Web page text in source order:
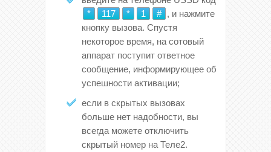
*
117 * 1 # , и нажмите
кнопку вызова. Спустя
некоторое время, на сотовый
аппарат поступит ответное
сообщение, информирующее об
успешности активации;
если в скрытых вызовах
больше нет надобности, вы
всегда можете отключить
скрытый номер на Теле2.